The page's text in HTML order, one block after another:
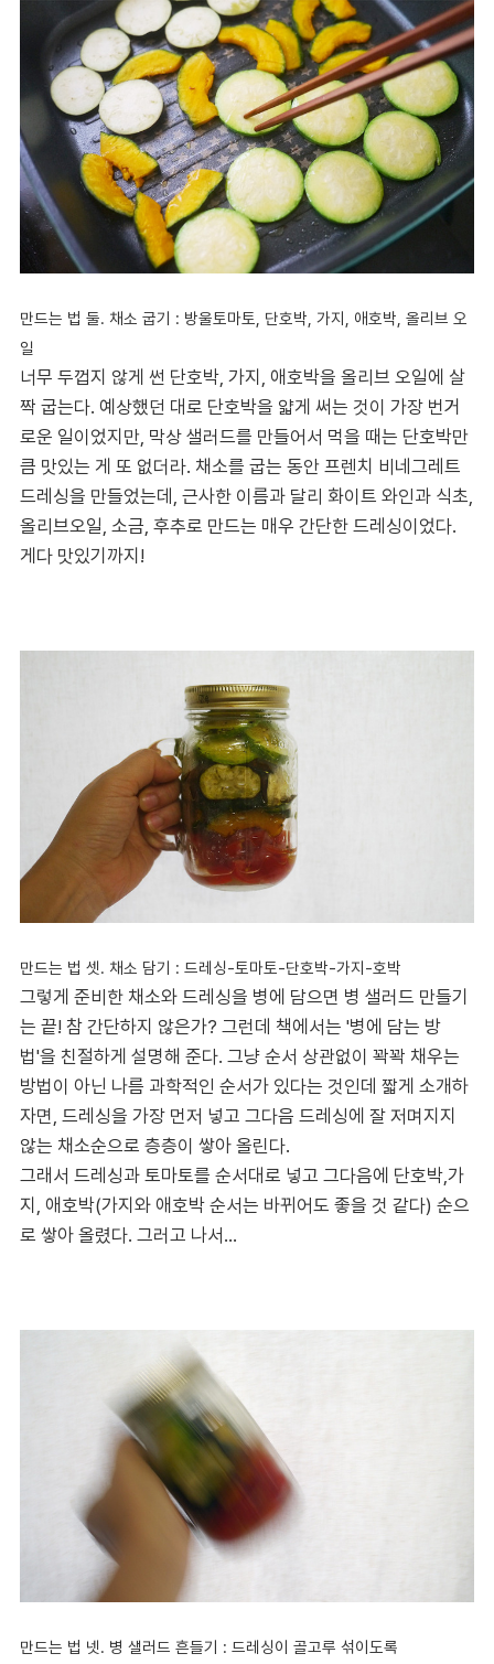
만드는 법 둘. 채소 굽기 : 방울토마토, 단호박, 가지
, 애호박, 올리브 오
일
너무 두껍지 않게 썬 단호박, 가지, 애호박을 올리브 오일에 살
짝 굽는다. 예상했던 대로 단호박을 얇게 써는 것이 가장 번거
로운 일이었지만, 막상 샐러드를 만들어서 먹을 때는 단호박만
큼 맛있는 게 또 없더라. 채소를 굽는 동안 프렌치 비네그레트
드레싱을 만들었는데, 근사한 이름과 달리 화이트 와인과 식초,
올리브오일, 소금, 후추로 만드는 매우 간단한 드레싱이었다.
게다 맛있기까지!
만드는 법 셋. 채소 담기 : 드레싱-토마토-단호박-가지-호박
그렇게 준비한 채소와 드레싱을 병에 담으면 병 샐러드 만들기
는 끝! 참 간단하지 않은가? 그런데 책에서는 '병에 담는 방
법'을 친절하게 설명해 준다. 그냥 순서 상관없이 꽉꽉 채우는
방법이 아닌 나름 과학적인 순서가 있다는 것인데 짧게 소개하
자면, 드레싱을 가장 먼저 넣고 그다음 드레싱에 잘 저며지지
않는 채소순으로 층층이 쌓아 올린다.
그래서 드레싱과 토마토를 순서대로 넣고 그다음에 단호박,가
지, 애호박(가지와 애호박 순서는 바뀌어도 좋을 것 같다) 순으
로 쌓아 올렸다. 그러고 나서...
만드는 법 넷. 병 샐러드 흔들기 : 드레싱이 골고루 섞이도록